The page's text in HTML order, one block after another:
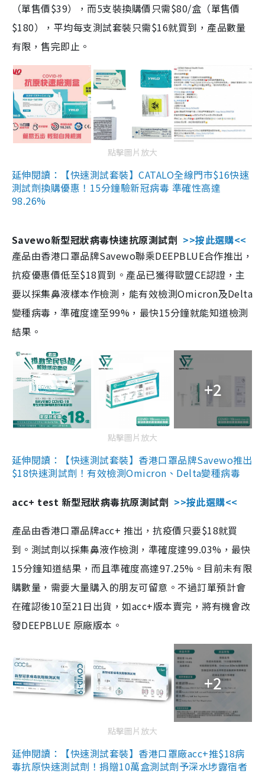
（單售價$39），而5支裝換購價只需$80/盒（單售價
$180），平均每支測試套裝只需$16就買到，產品數量
有限，售完即止。
點擊圖片放大
延伸閱讀：【快速測試套裝】CATALO全線門市$16快速
測試劑換購優惠！15分鐘驗新冠病毒 準確性高達
98.26%
Savewo新型冠狀病毒快速抗原測試劑 >>按此選購<<
產品由香港口罩品牌Savewo聯乘DEEPBLUE合作推出，
抗疫優惠價低至$18買到。產品已獲得歐盟CE認證，主
要以採集鼻液樣本作檢測，能有效檢測Omicron及Delta
變種病毒，準確度達至99%，最快15分鐘就能知道檢測
結果。
+2
點擊圖片放大
延伸閱讀：【快速測試套裝】香港口罩品牌Savewo推出
$18快速測試劑！有效檢測Omicron、Delta變種病毒
acc+ test 新型冠狀病毒抗原測試劑 >>按此選購<<
產品由香港口罩品牌acc+ 推出，抗疫價只要$18就買
到。測試劑以採集鼻液作檢測，準確度達99.03%，最快
15分鐘知道結果，而且準確度高達97.25%。目前未有限
購數量，需要大量購入的朋友可留意。不過訂單預計會
在確認後10至21日出貨，如acc+版本賣完，將有機會改
發DEEPBLUE 原廠版本。
+2
點擊圖片放大
延伸閱讀：【快速測試套裝】香港口罩廠acc+推$18病
毒抗原快速測試劑！捐贈10萬盒測試劑予深水埗露宿者